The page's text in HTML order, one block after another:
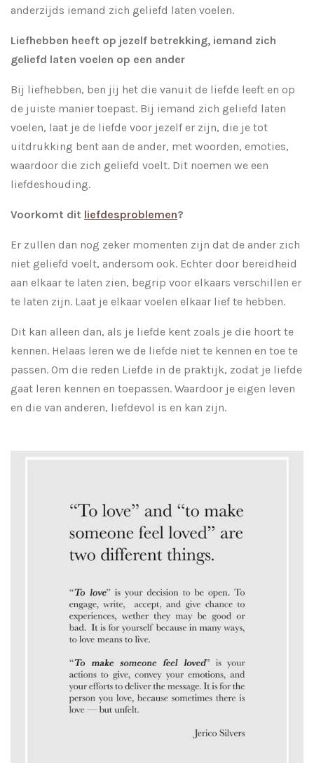
anderzijds iemand zich geliefd laten voelen.
Liefhebben heeft op jezelf betrekking, iemand zich
geliefd laten voelen op een ander
Bij liefhebben, ben jij het die vanuit de liefde leeft en op
de juiste manier toepast. Bij iemand zich geliefd laten
voelen, laat je de liefde voor jezelf er zijn, die je tot
uitdrukking bent aan de ander, met woorden, emoties,
waardoor die zich geliefd voelt. Dit noemen we een
liefdeshouding.
Voorkomt dit liefdesproblemen?
Er zullen dan nog zeker momenten zijn dat de ander zich
niet geliefd voelt, andersom ook. Echter door bereidheid
aan elkaar te laten zien, begrip voor elkaars verschillen er
te laten zijn. Laat je elkaar voelen elkaar lief te hebben.
Dit kan alleen dan, als je liefde kent zoals je die hoort te
kennen. Helaas leren we de liefde niet te kennen en toe te
passen. Om die reden Liefde in de praktijk, zodat je liefde
gaat leren kennen en toepassen. Waardoor je eigen leven
en die van anderen, liefdevol is en kan zijn.